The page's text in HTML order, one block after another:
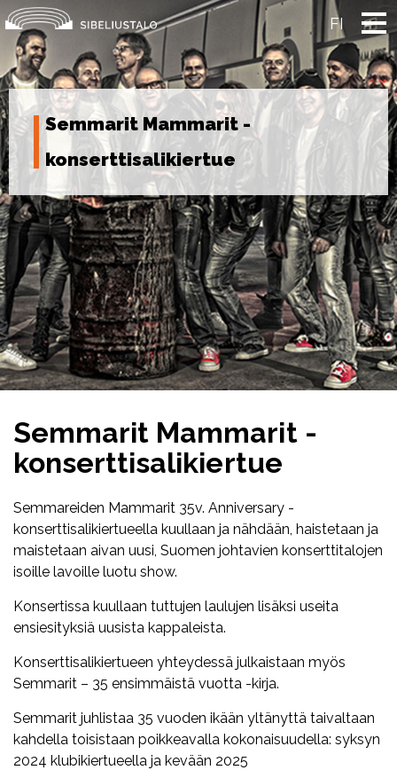
Skip
to
content
FI
Semmarit Mammarit -
konserttisalikiertue
Semmarit Mammarit -
konserttisalikiertue
Semmareiden Mammarit 35v. Anniversary -
konserttisalikiertueella kuullaan ja nähdään, haistetaan ja
maistetaan aivan uusi, Suomen johtavien konserttitalojen
isoille lavoille luotu show.
Konsertissa kuullaan tuttujen laulujen lisäksi useita
ensiesityksiä uusista kappaleista.
Konserttisalikiertueen yhteydessä julkaistaan myös
Semmarit – 35 ensimmäistä vuotta -kirja.
Semmarit juhlistaa 35 vuoden ikään yltänyttä taivaltaan
kahdella toisistaan poikkeavalla kokonaisuudella: syksyn
2024 klubikiertueella ja kevään 2025